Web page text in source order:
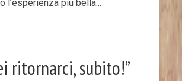
l’esperienza più bella...
ritornarci, subito!”